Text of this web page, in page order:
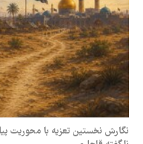
نگارش نخستین تعزیه با محوریت